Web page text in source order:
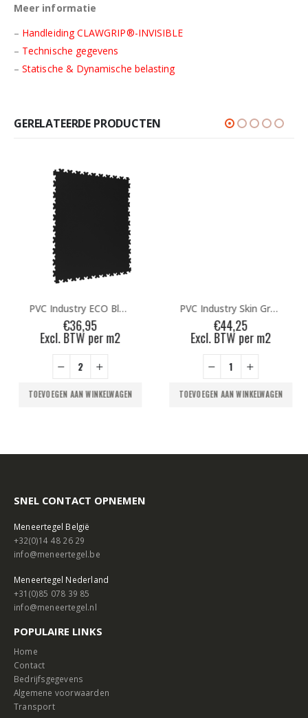
Meer informatie
– Handleiding CLAWGRIP®-INVISIBLE
– Technische gegevens
–Statische & Dynamische belasting
GERELATEERDE PRODUCTEN
PVC Industry ECO Black
€36,95
Excl. BTW per m2
TOEVOEGEN AAN WINKELWAGEN
PVC Industry Skin Green
€44,25
Excl. BTW per m2
TOEVOEGEN AAN WINKELWAGEN
SNEL CONTACT OPNEMEN
Meneertegel België
+32(0)14 48 26 29
info@meneertegel.be
Meneertegel Nederland
+31(0)85 078 39 85
info@meneertegel.nl
POPULAIRE LINKS
Home
Contact
Bedrijfsgegevens
Algemene voorwaarden
Transport